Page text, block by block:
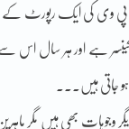
پی وی کی ایک رپورٹ کے
وجوہات بھی ہیں مگر